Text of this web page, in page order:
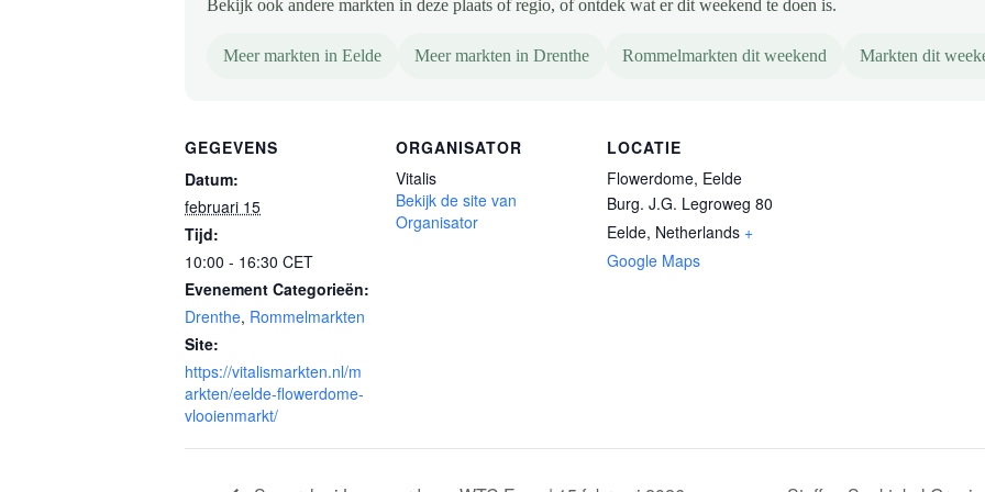
Bekijk ook andere markten in deze plaats of regio, of ontdek wat er dit weekend te doen is.
Meer markten in Eelde Meer markten in Drenthe Rommelmarkten dit weekend Markten dit
GEGEVENS
Datum:
februari 15
Tijd:
10:00 - 16:30 CET
Evenement Categorieën:
Drenthe, Rommelmarkten
Site:
https://vitalismarkten.nl/m
arkten/eelde-flowerdome-
vlooienmarkt/
ORGANISATOR
Vitalis
Bekijk de site van
Organisator
LOCATIE
Flowerdome, Eelde
Burg. J.G. Legroweg 80
Eelde, Netherlands +
Google Maps